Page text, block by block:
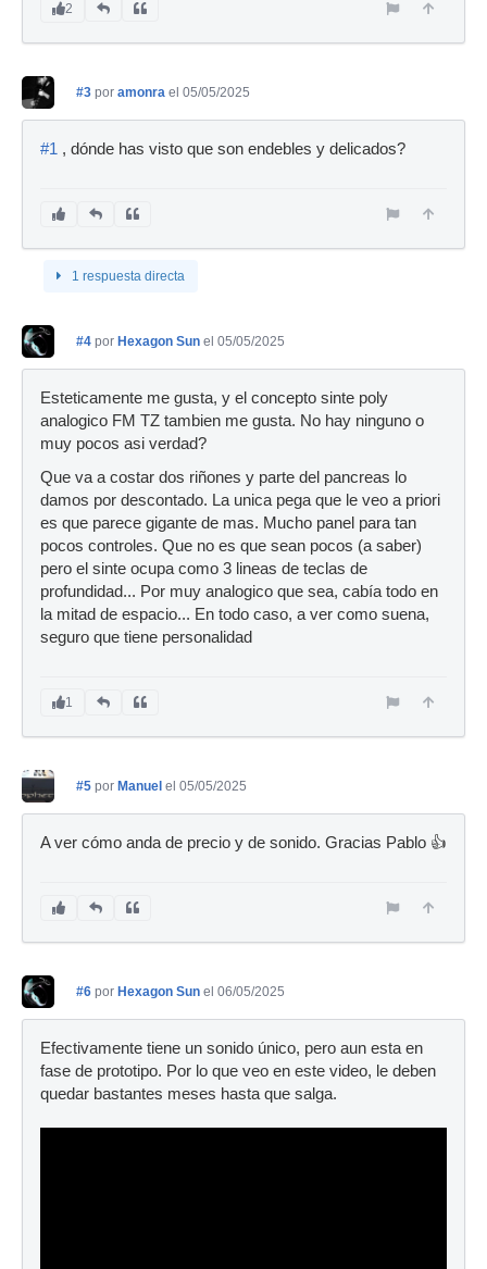
2
#3 por amonra el 05/05/2025
#1 , dónde has visto que son endebles y delicados?
1 respuesta directa
#4 por Hexagon Sun el 05/05/2025
Esteticamente me gusta, y el concepto sinte poly
analogico FM TZ tambien me gusta. No hay ninguno o
muy pocos asi verdad?
Que va a costar dos riñones y parte del pancreas lo
damos por descontado. La unica pega que le veo a priori
es que parece gigante de mas. Mucho panel para tan
pocos controles. Que no es que sean pocos (a saber)
pero el sinte ocupa como 3 lineas de teclas de
profundidad... Por muy analogico que sea, cabía todo en
la mitad de espacio... En todo caso, a ver como suena,
seguro que tiene personalidad
1
#5 por Manuel el 05/05/2025
A ver cómo anda de precio y de sonido. Gracias Pablo 👍
#6 por Hexagon Sun el 06/05/2025
Efectivamente tiene un sonido único, pero aun esta en
fase de prototipo. Por lo que veo en este video, le deben
quedar bastantes meses hasta que salga.